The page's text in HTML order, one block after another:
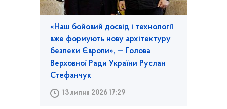
«Наш бойовий досвід і технології
вже формують нову архітектуру
безпеки Європи», — Голова
Верховної Ради України Руслан
Стефанчук
13 липня 2026 17:29